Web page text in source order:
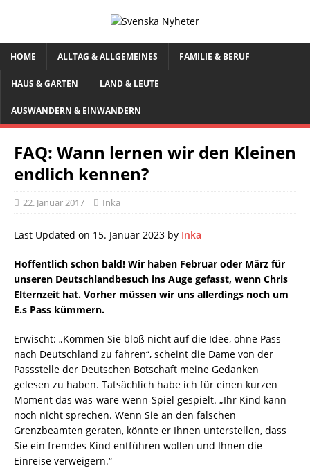
HOME ALLTAG & ALLGEMEINES FAMILIE & BERUF
HAUS & GARTEN LAND & LEUTE
AUSWANDERN & EINWANDERN
FAQ: Wann lernen wir den Kleinen
endlich kennen?
22. Januar 2017 Inka
Last Updated on 15. Januar 2023 by Inka
Hoffentlich schon bald! Wir haben Februar oder März für
unseren Deutschlandbesuch ins Auge gefasst, wenn Chris
Elternzeit hat. Vorher müssen wir uns allerdings noch um
E.s Pass kümmern.
Erwischt: „Kommen Sie bloß nicht auf die Idee, ohne Pass
nach Deutschland zu fahren“, scheint die Dame von der
Passstelle der Deutschen Botschaft meine Gedanken
gelesen zu haben. Tatsächlich habe ich für einen kurzen
Moment das was-wäre-wenn-Spiel gespielt. „Ihr Kind kann
noch nicht sprechen. Wenn Sie an den falschen
Grenzbeamten geraten, könnte er Ihnen unterstellen, dass
Sie ein fremdes Kind entführen wollen und Ihnen die
Einreise verweigern.“